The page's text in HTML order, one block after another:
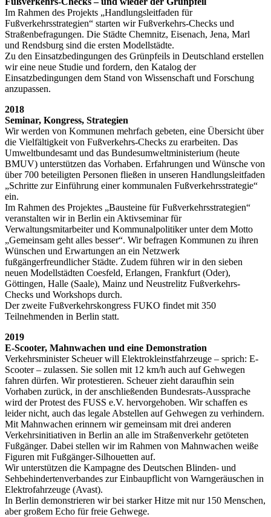
Im Rahmen des Projekts „Handlungsleitfaden für
Fußverkehrsstrategien“ starten wir Fußverkehrs-Checks und
Straßenbefragungen. Die Städte Chemnitz, Eisenach, Jena, Marl
und Rendsburg sind die ersten Modellstädte.
Zu den Einsatzbedingungen des Grünpfeils in Deutschland erstellen
wir eine neue Studie und fordern, den Katalog der
Einsatzbedingungen dem Stand von Wissenschaft und Forschung
anzupassen.
2018
Seminar, Kongress, Strategien
Wir werden von Kommunen mehrfach gebeten, eine Übersicht über
die Vielfältigkeit von Fußverkehrs-Checks zu erarbeiten. Das
Umweltbundesamt und das Bundesumweltministerium (heute
BMUV) unterstützen das Vorhaben. Erfahrungen und Wünsche von
über 700 beteiligten Personen fließen in unseren Handlungsleitfaden
„Schritte zur Einführung einer kommunalen Fußverkehrsstrategie“
ein.
Im Rahmen des Projektes „Bausteine für Fußverkehrsstrategien“
veranstalten wir in Berlin ein Aktivseminar für
Verwaltungsmitarbeiter und Kommunalpolitiker unter dem Motto
„Gemeinsam geht alles besser“. Wir befragen Kommunen zu ihren
Wünschen und Erwartungen an ein Netzwerk
fußgängerfreundlicher Städte. Zudem führen wir in den sieben
neuen Modellstädten Coesfeld, Erlangen, Frankfurt (Oder),
Göttingen, Halle (Saale), Mainz und Neustrelitz Fußverkehrs-
Checks und Workshops durch.
Der zweite Fußverkehrskongress FUKO findet mit 350
Teilnehmenden in Berlin statt.
2019
E-Scooter, Mahnwachen und eine Demonstration
Verkehrsminister Scheuer will Elektrokleinstfahrzeuge – sprich: E-
Scooter – zulassen. Sie sollen mit 12 km/h auch auf Gehwegen
fahren dürfen. Wir protestieren. Scheuer zieht daraufhin sein
Vorhaben zurück, in der anschließenden Bundesrats-Aussprache
wird der Protest des FUSS e.V. hervorgehoben. Wir schaffen es
leider nicht, auch das legale Abstellen auf Gehwegen zu verhindern.
Mit Mahnwachen erinnern wir gemeinsam mit drei anderen
Verkehrsinitiativen in Berlin an alle im Straßenverkehr getöteten
Fußgänger. Dabei stellen wir im Rahmen von Mahnwachen weiße
Figuren mit Fußgänger-Silhouetten auf.
Wir unterstützen die Kampagne des Deutschen Blinden- und
Sehbehindertenverbandes zur Einbaupflicht von Warngeräuschen in
Elektrofahrzeuge (Avast).
In Berlin demonstrieren wir bei starker Hitze mit nur 150 Menschen,
aber großem Echo für freie Gehwege.